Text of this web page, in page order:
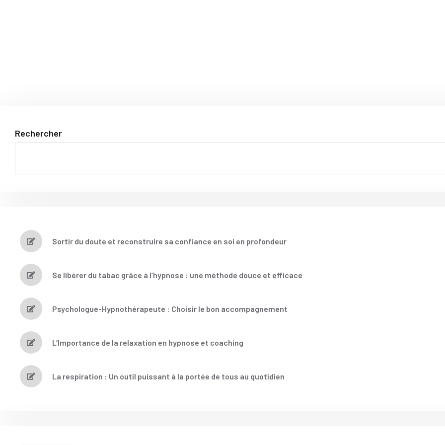
Rechercher
Sortir du doute et reconstruire sa confiance en soi en profondeur
Se libérer du tabac grâce à l’hypnose : une méthode douce et efficace
Psychologue-Hypnothérapeute : Choisir le bon accompagnement
L’Importance de la relaxation en hypnose et coaching
La respiration : Un outil puissant à la portée de tous au quotidien